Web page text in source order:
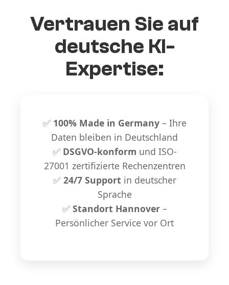
Vertrauen Sie auf
deutsche KI-
Expertise:
✅ 100% Made in Germany– Ihre
Daten bleiben in Deutschland
✅ DSGVO-konform und ISO-
27001 zertifizierte Rechenzentren
✅ 24/7 Support in deutscher
Sprache
✅ Standort Hannover–
Persönlicher Service vor Ort